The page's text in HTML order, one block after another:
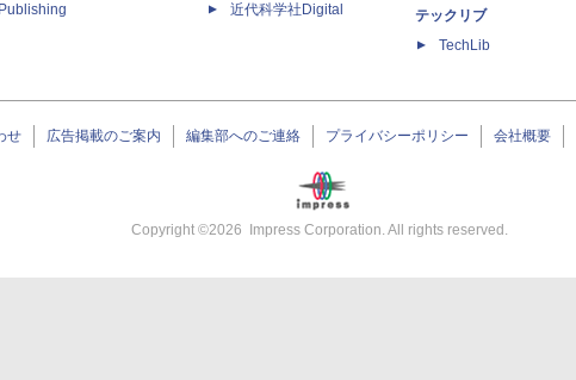
近代科学社Digital
テックリブ
TechLib
せ 広告掲載のご案内 編集部へのご連絡 プライバシーポリシー 会社概要
Copyright ©2026 Impress Corporation. All rights reserved.